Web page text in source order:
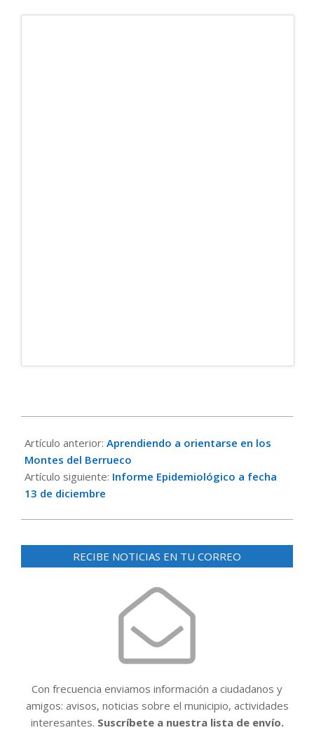
12-
15
Artículo anterior: Aprendiendo a orientarse en los
Montes del Berrueco
Artículo siguiente: Informe Epidemiológico a fecha
13 de diciembre
RECIBE NOTICIAS EN TU CORREO
Con frecuencia enviamos información a ciudadanos y
amigos: avisos, noticias sobre el municipio, actividades
interesantes. Suscríbete a nuestra lista de envío.